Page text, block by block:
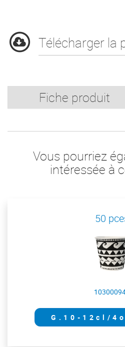
Télécharger la
Fiche produit
Vous pourriez
intéressée à
50
G.10-12cl/